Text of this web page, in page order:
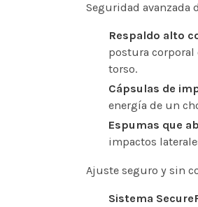
Seguridad avanzada
Respaldo alto
postura corporal
torso.
Cápsulas de
energía de un
Espumas que
impactos
Ajuste seguro y sin
Sistema